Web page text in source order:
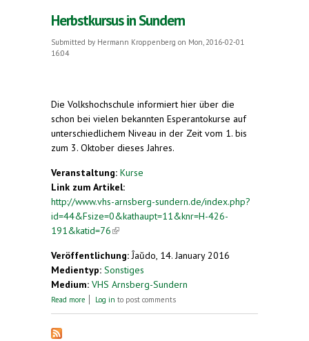
Herbstkursus in Sundern
Submitted by Hermann Kroppenberg on Mon, 2016-02-01
16:04
Die Volkshochschule informiert hier über die
schon bei vielen bekannten Esperantokurse auf
unterschiedlichem Niveau in der Zeit vom 1. bis
zum 3. Oktober dieses Jahres.
Veranstaltung: Kurse
Link zum Artikel:
http://www.vhs-arnsberg-sundern.de/index.php?
id=44&Fsize=0&kathaupt=11&knr=H-426-
191&katid=76(link is external)
Veröffentlichung: Ĵaŭdo, 14. January 2016
Medientyp: Sonstiges
Medium: VHS Arnsberg-Sundern
Read more about Herbstkursus in Sundern
Log in to post comments